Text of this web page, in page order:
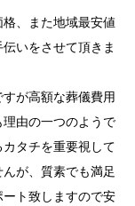
、また地域最安値
いをさせて頂きま
が高額な葬儀費用
由の一つのようで
タチを重要視して
が、質素でも満足
ト致しますので安